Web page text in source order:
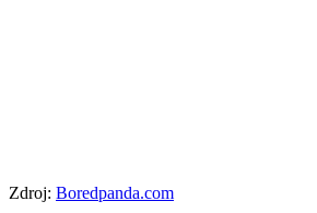
Zdroj: Boredpanda.com